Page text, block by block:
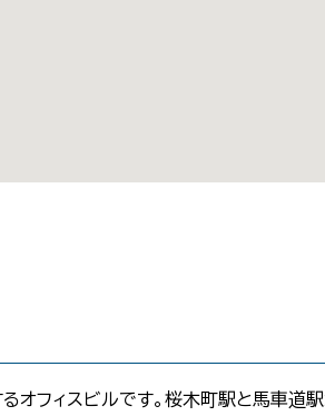
フィスビルです。桜木町駅と馬車道